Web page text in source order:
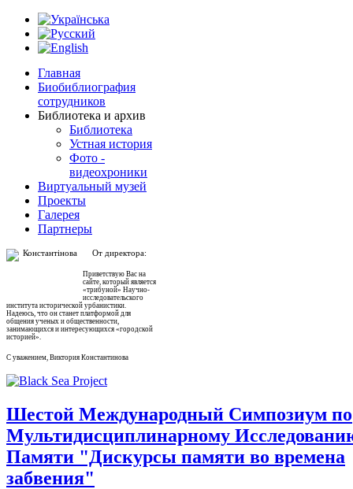
Главная
Биобиблиография
сотрудников
Библиотека и архив
Библиотека
Устная история
Фото -
видеохроники
Виртуальный музей
Проекты
Галерея
Партнеры
От директора:
Приветствую Вас на
сайте, который является
«трибуной» Научно-
исследовательского
института исторической урбанистики.
Надеюсь, что он станет платформой для
общения ученых и общественности,
занимающихся и интересующихся «городской
историей».
С уважением, Виктория Константинова
Шестой Международный Симпозиум по
Мультидисциплинарному
Памяти "Дискурсы памяти во времена
забвения"